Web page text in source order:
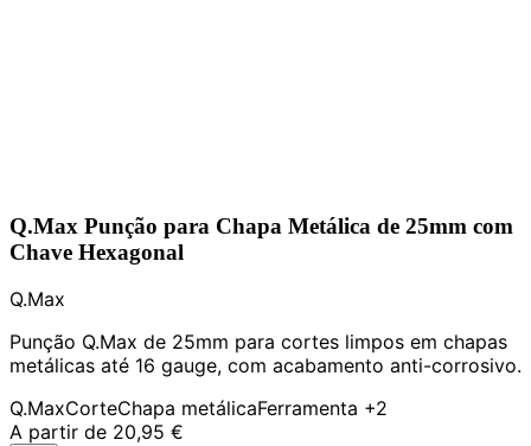
Q.Max Punção para Chapa Metálica de 25mm com
Chave Hexagonal
Q.Max
Punção Q.Max de 25mm para cortes limpos em chapas
metálicas até 16 gauge, com acabamento anti-corrosivo.
Q.MaxCorteChapa metálicaFerramenta +2
A partir de 20,95 €